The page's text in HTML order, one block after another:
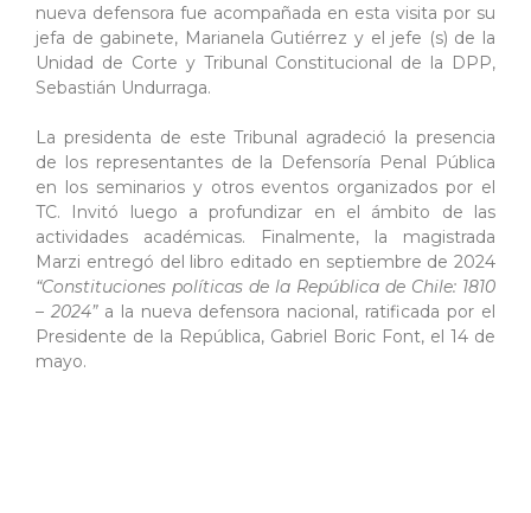
nueva defensora fue acompañada en esta visita por su
jefa de gabinete, Marianela Gutiérrez y el jefe (s) de la
Unidad de Corte y Tribunal Constitucional de la DPP,
Sebastián Undurraga.
La presidenta de este Tribunal agradeció la presencia
de los representantes de la Defensoría Penal Pública
en los seminarios y otros eventos organizados por el
TC. Invitó luego a profundizar en el ámbito de las
actividades académicas. Finalmente, la magistrada
Marzi entregó del libro editado en septiembre de 2024
“Constituciones políticas de la República de Chile: 1810
– 2024”a la nueva defensora nacional, ratificada por el
Presidente de la República, Gabriel Boric Font, el 14 de
mayo.